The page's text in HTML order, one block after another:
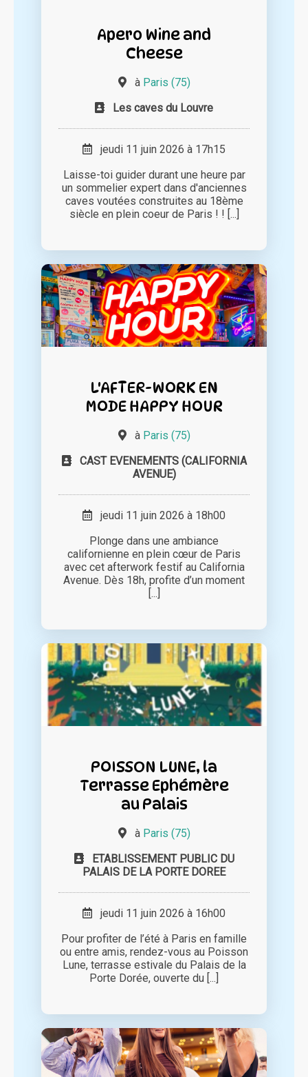
Apero Wine and
Cheese
à Paris (75)
Les caves du Louvre
jeudi 11 juin 2026 à 17h15
Laisse-toi guider durant une heure par
un sommelier expert dans d'anciennes
caves voutées construites au 18ème
siècle en plein coeur de Paris ! ! [...]
L'AFTER-WORK EN
MODE HAPPY HOUR
à Paris (75)
CAST EVENEMENTS (CALIFORNIA
AVENUE)
jeudi 11 juin 2026 à 18h00
Plonge dans une ambiance
californienne en plein cœur de Paris
avec cet afterwork festif au California
Avenue. Dès 18h, profite d’un moment
[...]
POISSON LUNE, la
Terrasse Ephémère
au Palais
à Paris (75)
ETABLISSEMENT PUBLIC DU
PALAIS DE LA PORTE DOREE
jeudi 11 juin 2026 à 16h00
Pour profiter de l’été à Paris en famille
ou entre amis, rendez-vous au Poisson
Lune, terrasse estivale du Palais de la
Porte Dorée, ouverte du [...]